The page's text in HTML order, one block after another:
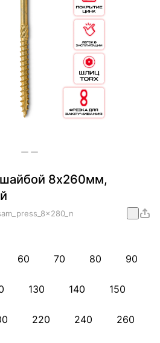
8х260мм,
60 70 80 90
130 140 150
220 240 260